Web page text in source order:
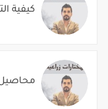
كيفية
محاصيل